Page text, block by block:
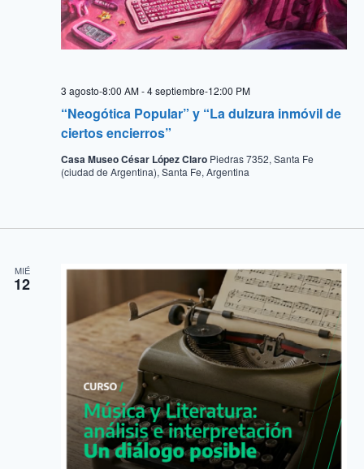
“Neogótica Popular” y “La dulzura inmóvil de
ciertos encierros”
3 agosto-8:00 AM-4 septiembre-12:00 PM
Casa Museo César López Claro Piedras 7352, Santa Fe
(ciudad de Argentina), Santa Fe, Argentina
MIÉ
12